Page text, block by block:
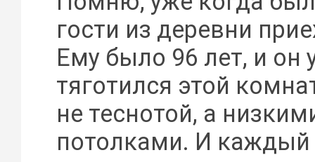
гости из деревни
Ему было 96 лет, и он
тяготился этой
не теснотой, а
потолками. И каждый